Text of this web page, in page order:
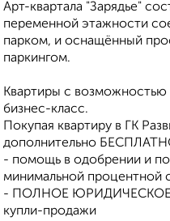
Арт-квартала "Зарядье"
переменной этажности
парком, и оснащённый
паркингом.
Квартиры с
бизнес-класс.
Покупая квартиру в ГК
дополнительно
- помощь в одобрении и
минимальной процентной
- ПОЛНОЕ
купли-продажи